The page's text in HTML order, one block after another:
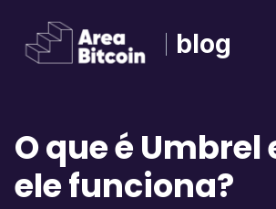
blog
O que é Umbrel
ele funciona?